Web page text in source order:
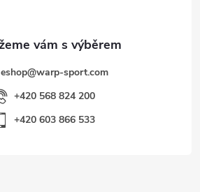
eshop@warp-sport.com
+420 568 824 200
+420 603 866 533